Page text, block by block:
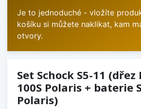
Je to jednoduché - vložíte
košíku si můžete naklikat, kam
otvory.
Set Schock S5-11 (dřez
100S Polaris + baterie
Polaris)